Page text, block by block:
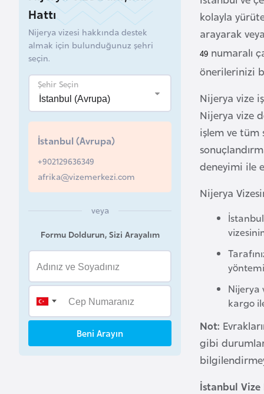
kolayla
arayarak
49 numaralı
önerilerinizi
Nijerya vize
Nijerya vize
işlem ve tüm
deneyimi ile
Nijerya
Nijerya
kargo
Not:
gibi
İstanbul Vize
Hattı
Nijerya vizesi hakkında destek
almak için bulunduğunuz şehri
seçin.
Şehir Seçin
İstanbul (Avrupa)
+902129636349
afrika@vizemerkezi.com
veya
Formu Doldurun, Sizi Arayalım
Beni Arayın
e
l
r
u
s
B
e
l
ç
i
a
B
e
i